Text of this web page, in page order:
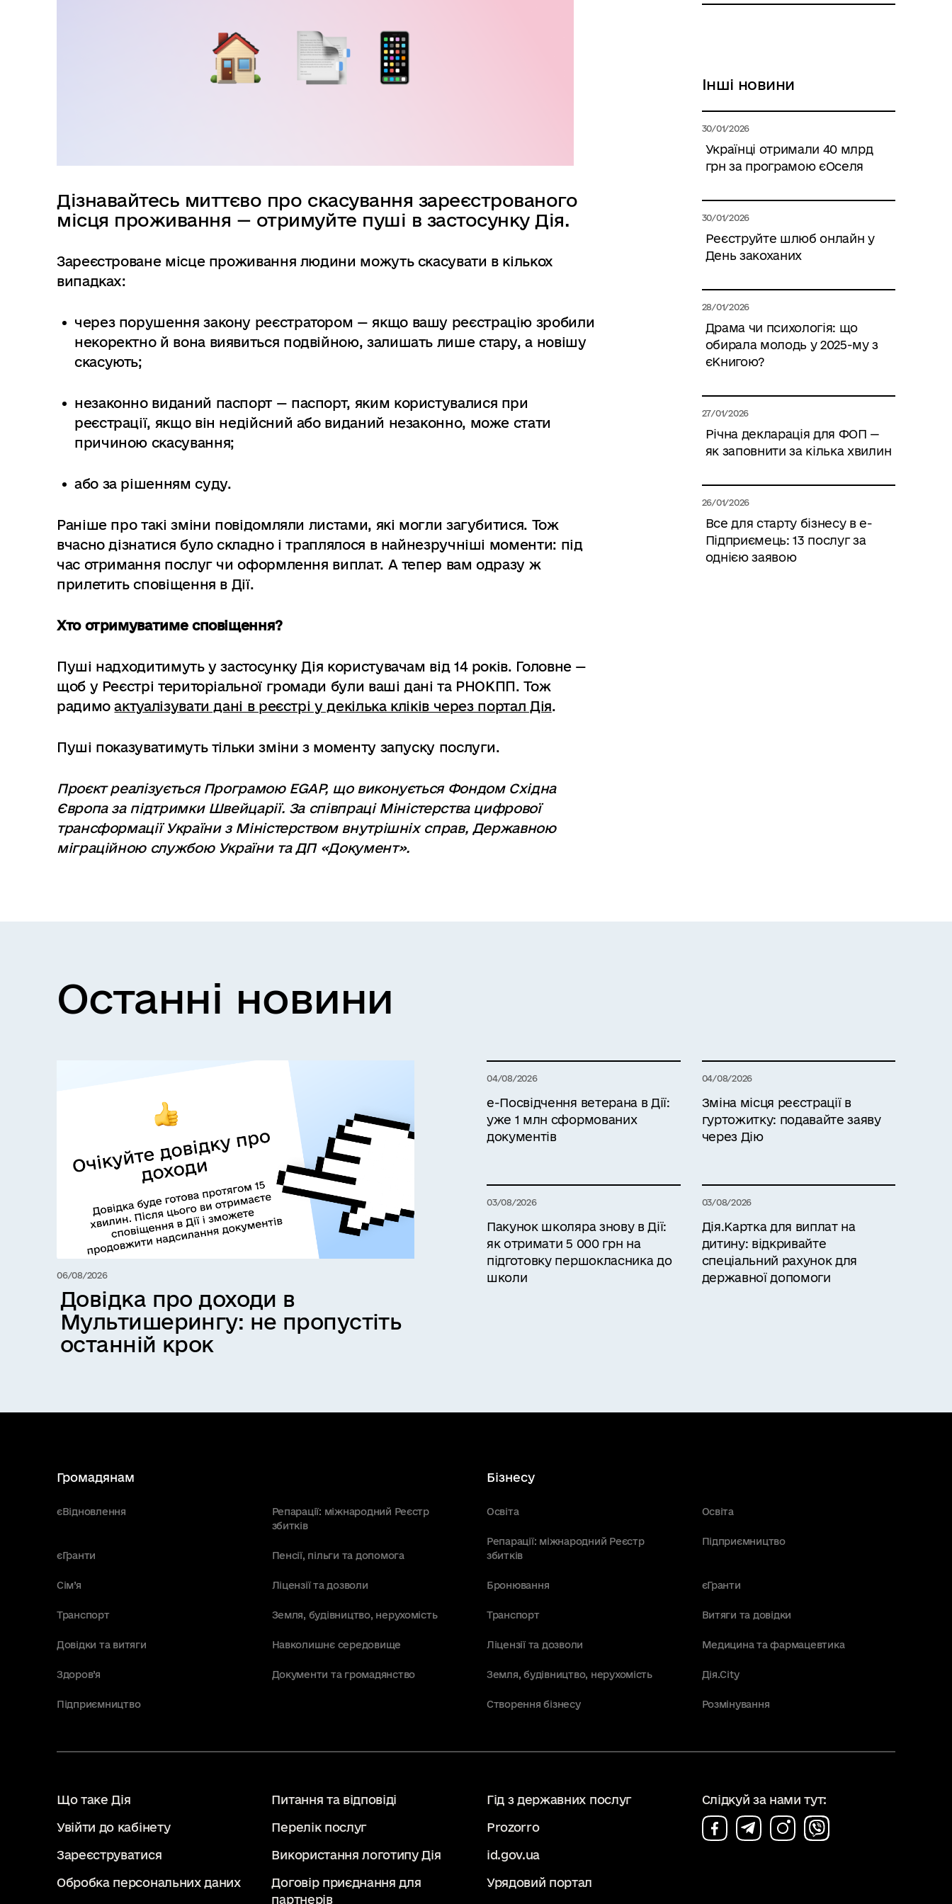
Дізнавайтесь миттєво про скасування зареєстрованого
місця проживання — отримуйте пуші в застосунку Дія.
Зареєстроване місце проживання людини можуть скасувати в кількох
випадках:
через порушення закону реєстратором — якщо вашу реєстрацію зробили
некоректно й вона виявиться подвійною, залишать лише стару, а новішу
скасують;
незаконно виданий паспорт — паспорт, яким користувалися при
реєстрації, якщо він недійсний або виданий незаконно, може стати
причиною скасування;
або за рішенням суду.
Раніше про такі зміни повідомляли листами, які могли загубитися. Тож
вчасно дізнатися було складно і траплялося в найнезручніші моменти: під
час отримання послуг чи оформлення виплат. А тепер вам одразу ж
прилетить сповіщення в Дії.
Хто отримуватиме сповіщення?
Пуші надходитимуть у застосунку Дія користувачам від 14 років. Головне —
щоб у Реєстрі територіальної громади були ваші дані та РНОКПП. Тож
радимоактуалізувати дані в реєстрі у декілька кліків через портал Дія.
Пуші показуватимуть тільки зміни з моменту запуску послуги.
Проєкт реалізується Програмою EGAP, що виконується Фондом Східна
Європа за підтримки Швейцарії. За співпраці Міністерства цифрової
трансформації України з Міністерством внутрішніх справ, Державною
міграційною службою України та ДП «Документ».
Інші новини
30/01/2026
Українці отримали 40 млрд
грн за програмою єОселя
30/01/2026
Реєструйте шлюб онлайн у
День закоханих
28/01/2026
Драма чи психологія: що
обирала молодь у 2025-му з
єКнигою?
27/01/2026
Річна декларація для ФОП —
як заповнити за кілька хвилин
26/01/2026
Все для старту бізнесу в е-
Підприємець: 13 послуг за
однією заявою
Останні новини
06/08/2026
Довідка про доходи в
Мультишерингу: не пропустіть
останній крок
04/08/2026
е-Посвідчення ветерана в Дії:
уже 1 млн сформованих
документів
04/08/2026
Зміна місця реєстрації в
гуртожитку: подавайте заяву
через Дію
03/08/2026
Пакунок школяра знову в Дії:
як отримати 5 000 грн на
підготовку першокласника до
школи
03/08/2026
Дія.Картка для виплат на
дитину: відкривайте
спеціальний рахунок для
державної допомоги
Громадянам
єВідновлення
Репарації: міжнародний Реєстр
збитків
єГранти Пенсії, пільги та допомога
Сім’я Ліцензії та дозволи
Транспорт Земля, будівництво, нерухомість
Довідки та витяги Навколишнє середовище
Здоров’я Документи та громадянство
Підприємництво
Бізнесу
Освіта Освіта
Репарації: міжнародний Реєстр
збитків
Підприємництво
Бронювання єГранти
Транспорт Витяги та довідки
Ліцензії та дозволи Медицина та фармацевтика
Земля, будівництво, нерухомість Дія.City
Створення бізнесу Розмінування
Що таке Дія Питання та відповіді Гід з державних послуг
Увійти до кабінету Перелік послуг Prozorro
Зареєструватися Використання логотипу Дія id.gov.ua
Обробка персональних даних
Договір приєднання для
партнерів
Урядовий портал
Слідкуй за нами тут: